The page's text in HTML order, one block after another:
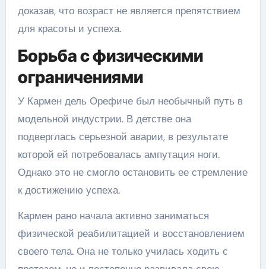
доказав, что возраст не является препятствием
для красоты и успеха.
Борьба с физическими
ограничениями
У Кармен дель Орефиче был необычный путь в
модельной индустрии. В детстве она
подверглась серьезной аварии, в результате
которой ей потребовалась ампутация ноги.
Однако это не смогло остановить ее стремление
к достижению успеха.
Кармен рано начала активно заниматься
физической реабилитацией и восстановлением
своего тела. Она не только училась ходить с